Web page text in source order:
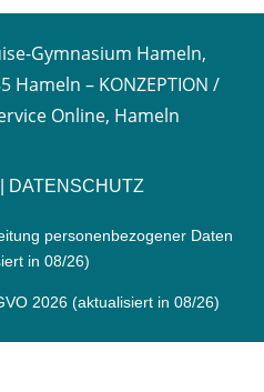
Gymnasium Hameln,
Hameln – KONZEPTION /
Online, Hameln
DATENSCHUTZ
personenbezogener Daten
in 08/26)
2026 (aktualisiert in 08/26)